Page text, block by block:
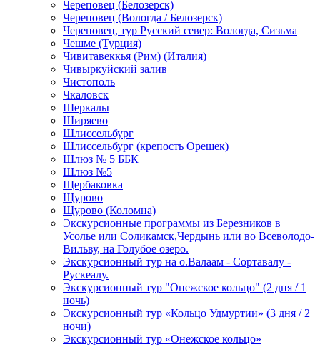
Череповец (Белозерск)
Череповец (Вологда / Белозерск)
Череповец, тур Русский север: Вологда, Сизьма
Чешме (Турция)
Чивитавеккья (Рим) (Италия)
Чивыркуйский залив
Чистополь
Чкаловск
Шеркалы
Ширяево
Шлиссельбург
Шлиссельбург (крепость Орешек)
Шлюз № 5 ББК
Шлюз №5
Щербаковка
Щурово
Щурово (Коломна)
Экскурсионные программы из Березников в
Усолье или Соликамск,Чердынь или во Всеволодо-
Вильву, на Голубое озеро.
Экскурсионный тур на о.Валаам - Сортавалу -
Рускеалу.
Экскурсионный тур "Онежское кольцо" (2 дня / 1
ночь)
Экскурсионный тур «Кольцо Удмуртии» (3 дня / 2
ночи)
Экскурсионный тур «Онежское кольцо»